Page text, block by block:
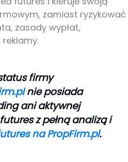
zamiast ryzykować
zasady wypłat,
firmy
nie posiada
ani aktywnej
z pełną analizą i
na PropFirm.pl.